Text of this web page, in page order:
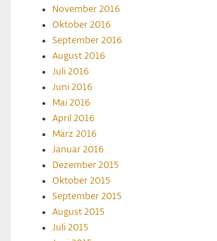
November 2016
Oktober 2016
September 2016
August 2016
Juli 2016
Juni 2016
Mai 2016
April 2016
März 2016
Januar 2016
Dezember 2015
Oktober 2015
September 2015
August 2015
Juli 2015